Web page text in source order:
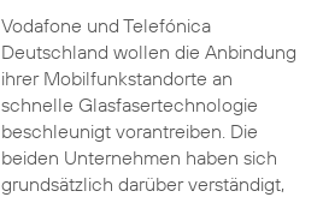
Vodafone und Telefónica
Deutschland wollen die Anbindung
ihrer Mobilfunkstandorte an
schnelle Glasfasertechnologie
beschleunigt vorantreiben. Die
beiden Unternehmen haben sich
grundsätzlich darüber verständigt,